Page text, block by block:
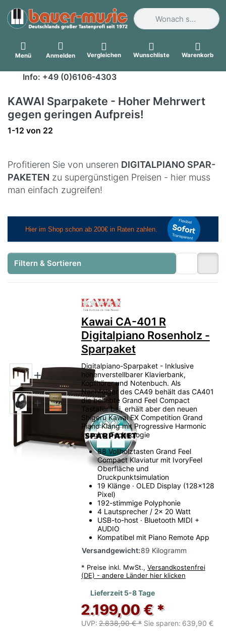
Geben Sie einen
Menü Anmelden Vergleichen Wunschliste Warenkorb
Info: +49 (0)6106-4303
KAWAI Sparpakete - Hoher Mehrwert
gegen geringen Aufpreis!
Suchergebnisse:
1-12 von 22
Profitieren Sie von unseren DIGITALPIANO SPAR-
PAKETEN zu supergünstigen Preisen - hier muss
man einfach zugreifen!
Filtern & Sortieren
Zu diesem Produkt liegen
Kawai CA-401 R
Digitalpiano Rosenholz -
Sparpaket
Digitalpiano-Sparpaket - Inklusive
höhenverstellbarer Klavierbank,
Kopfhörer und Notenbuch. Als
Nachfolger des CA49 behält das CA401
die beliebte Grand Feel Compact
Tastatur bei, erhält aber den neuen
Shigeru Kawai EX Competition Grand
Piano Klang mit Progressive Harmonic
Imaging Technologie
88 Vollholztasten Grand Feel
Compact Klaviatur mit IvoryFeel
Oberfläche und
Druckpunktsimulation
19 Klänge · OLED Display (128x128
Pixel)
192-stimmige Polyphonie
4 Lautsprecher / 2x 20 Watt
USB-to-host · Bluetooth MIDI +
AUDIO
Kompatibel mit Piano Remote App
Versandgewicht:89 Kilogramm
* Preise inkl. MwSt., Versandkostenfrei
(DE) - andere Länder hier klicken
Lieferzeit 5-8 Tage
2.199,00 € *
UVP: 2.838,90 € * Sie sparen: 639,90 €